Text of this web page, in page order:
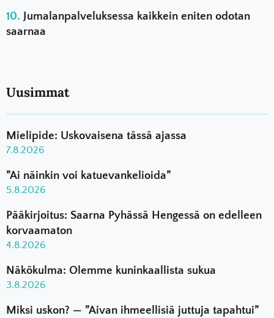
Jumalanpalveluksessa kaikkein eniten odotan
saarnaa
Uusimmat
Mielipide: Uskovaisena tässä ajassa
7.8.2026
”Ai näinkin voi katuevankelioida”
5.8.2026
Pääkirjoitus: Saarna Pyhässä Hengessä on edelleen
korvaamaton
4.8.2026
Näkökulma: Olemme kuninkaallista sukua
3.8.2026
Miksi uskon? — ”Aivan ihmeellisiä juttuja tapahtui”